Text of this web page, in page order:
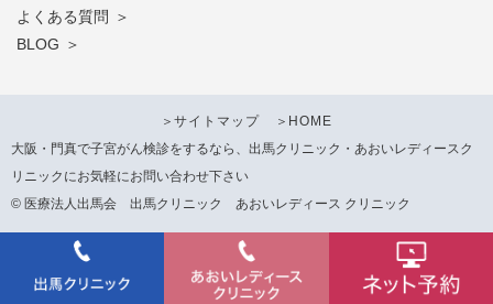
よくある質問
BLOG
＞ サイトマップ ＞ HOME
大阪・門真で子宮がん検診をするなら、出馬クリニック・あおいレディースク
リニックにお気軽にお問い合わせ下さい
© 医療法人出馬会 出馬クリニック あおいレディース クリニック